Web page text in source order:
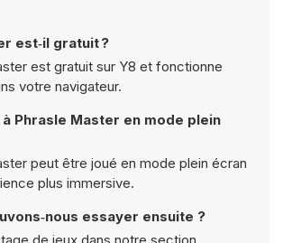
est‑il gratuit ?
est gratuit sur Y8 et fonctionne
votre navigateur.
à Phrasle Master en mode plein
peut être joué en mode plein écran
plus immersive.
essayer ensuite ?